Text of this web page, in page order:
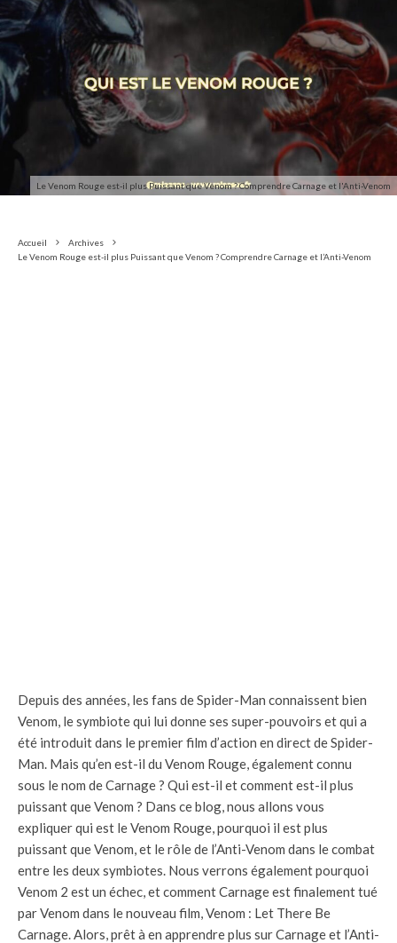
Le Venom Rouge est-il plus Puissant que Venom ? Comprendre Carnage et l'Anti-Venom
Accueil
Archives
Le Venom Rouge est-il plus Puissant que Venom ? Comprendre Carnage et l’Anti-Venom
Depuis des années, les fans de Spider-Man connaissent bien
Venom, le symbiote qui lui donne ses super-pouvoirs et qui a
été introduit dans le premier film d’action en direct de Spider-
Man. Mais qu’en est-il du Venom Rouge, également connu
sous le nom de Carnage ? Qui est-il et comment est-il plus
puissant que Venom ? Dans ce blog, nous allons vous
expliquer qui est le Venom Rouge, pourquoi il est plus
puissant que Venom, et le rôle de l’Anti-Venom dans le combat
entre les deux symbiotes. Nous verrons également pourquoi
Venom 2 est un échec, et comment Carnage est finalement tué
par Venom dans le nouveau film, Venom : Let There Be
Carnage. Alors, prêt à en apprendre plus sur Carnage et l’Anti-